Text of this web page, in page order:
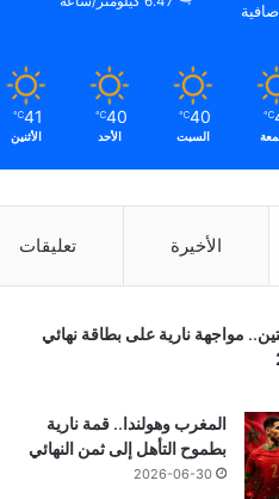
℃
40
℃
السبت
40
℃
الأحد
41
℃
الأثنين
الأخيرة تعليقات
مواجهة نارية على بطاقة نهائي
المغرب وهولندا.. قمة نارية
بطموح التأهل إلى ثمن النهائي
2026-06-30